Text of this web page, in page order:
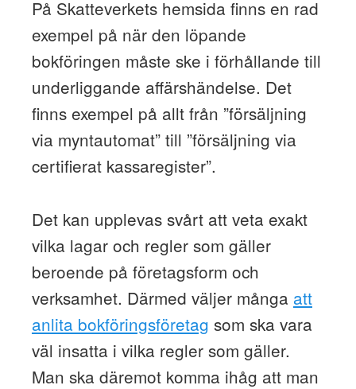
På Skatteverkets hemsida finns en rad
exempel på när den löpande
bokföringen måste ske i förhållande till
underliggande affärshändelse. Det
finns exempel på allt från ”försäljning
via myntautomat” till ”försäljning via
certifierat kassaregister”.
Det kan upplevas svårt att veta exakt
vilka lagar och regler som gäller
beroende på företagsform och
verksamhet. Därmed väljer många att
anlita bokföringsföretag som ska vara
väl insatta i vilka regler som gäller.
Man ska däremot komma ihåg att man